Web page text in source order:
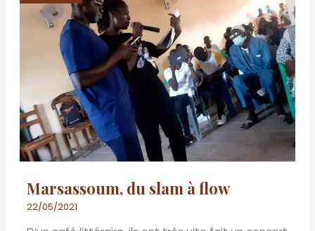
Marsassoum, du slam à flow
22/05/2021
slam